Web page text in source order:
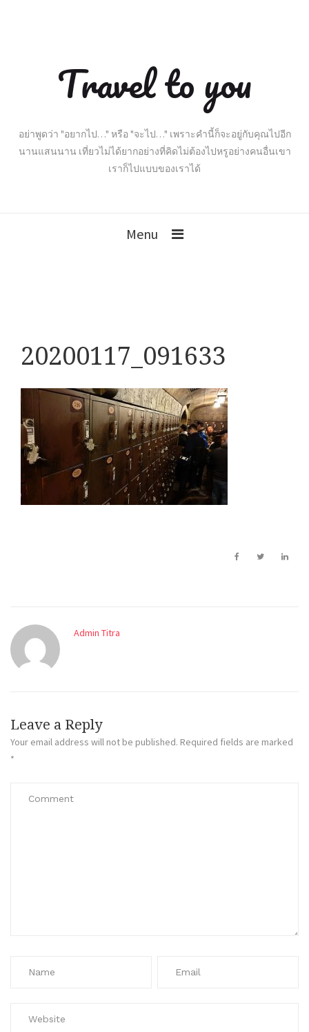
Travel to you
อย่าพูดว่า "อยากไป…" หรือ "จะไป…" เพราะคำนี้ก็จะอยู่กับคุณไปอีก
นานแสนนาน เที่ยวไม่ได้ยากอย่างที่คิดไม่ต้องไปหรูอย่างคนอื่นเขา
เราก็ไปแบบของเราได้
Menu
20200117_091633
Admin Titra
Leave a Reply
Your email address will not be published. Required fields are marked
*